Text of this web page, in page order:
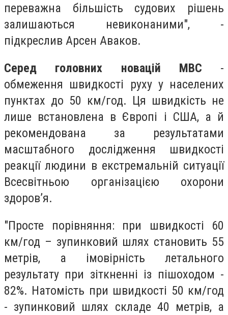
переважна більшість судових рішень
залишаються невиконаними", -
підкреслив Арсен Аваков.
Серед головних новацій МВС -
обмеження швидкості руху у населених
пунктах до 50 км/год. Ця швидкість не
лише встановлена в Європі і США, а й
рекомендована за результатами
масштабного дослідження швидкості
реакції людини в екстремальній ситуації
Всесвітньою організацією охорони
здоров’я.
"Просте порівняння: при швидкості 60
км/год – зупинковий шлях становить 55
метрів, а імовірність летального
результату при зіткненні із пішоходом -
82%. Натомість при швидкості 50 км/год
- зупинковий шлях складе 40 метрів, а